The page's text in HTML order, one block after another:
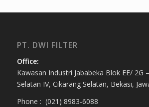
PT. DWI FILTER
Office:
Kawasan Industri Jababeka Blok EE/ 2G
Selatan IV, Cikarang Selatan, Bekasi,
Phone : (021) 8983-6088